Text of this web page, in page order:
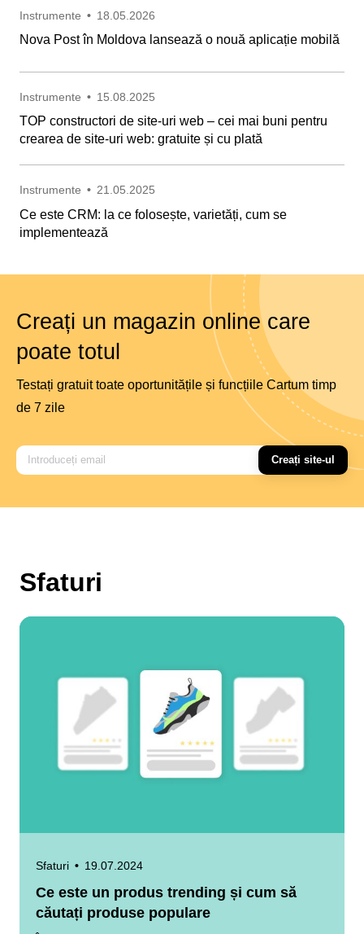
Instrumente • 18.05.2026
Nova Post în Moldova lansează o nouă aplicație mobilă
Instrumente • 15.08.2025
TOP constructori de site-uri web – cei mai buni pentru
crearea de site-uri web: gratuite și cu plată
Instrumente • 21.05.2025
Ce este CRM: la ce folosește, varietăți, cum se
implementează
Creați un magazin online care
poate totul
Testați gratuit toate oportunitățile și funcțiile Cartum timp
de 7 zile
Creați site-ul
Sfaturi
Sfaturi • 19.07.2024
Ce este un produs trending și cum să
căutați produse populare